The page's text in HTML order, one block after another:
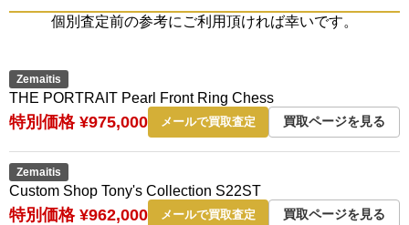
個別査定前の参考にご利用頂ければ幸いです。
Zemaitis
THE PORTRAIT Pearl Front Ring Chess
特別価格 ¥975,000 メールで買取査定 買取ページを見る
Zemaitis
Custom Shop Tony's Collection S22ST
特別価格 ¥962,000 メールで買取査定 買取ページを見る